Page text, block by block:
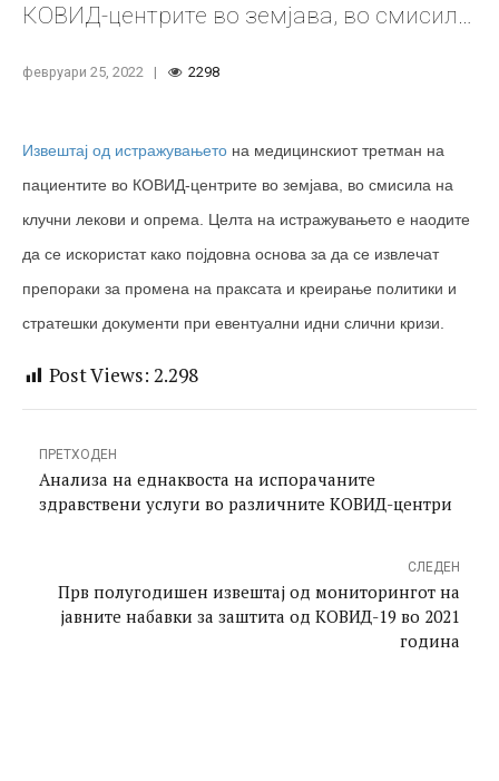
КОВИД-центрите во земјава, во смисила
искористат како појдовна основа за да
се извлечат препораки за промена на
праксата и креирање политики и
стратешки документи при евентуални
идни слични кризи.
февруари 25, 2022 2298
Извештај од истражувањето на медицинскиот третман на
пациентите во КОВИД-центрите во земјава, во смисила на
клучни лекови и опрема. Целта на истражувањето е наодите
да се искористат како појдовна основа за да се извлечат
препораки за промена на праксата и креирање политики и
стратешки документи при евентуални идни слични кризи.
Post Views: 2.298
ПРЕТХОДЕН
Анализа на еднаквоста на испорачаните
здравствени услуги во различните КОВИД-центри
СЛЕДЕН
Прв полугодишен извештај од мониторингот на
јавните набавки за заштита од КОВИД-19 во 2021
година